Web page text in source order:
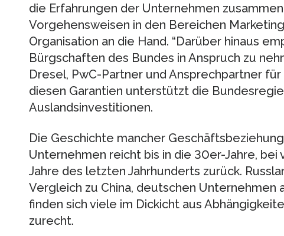
die Erfahrungen der Unternehmen
Vorgehensweisen in den Bereichen
Organisation an die Hand. “Darüber hinaus
Bürgschaften des Bundes in Anspruch zu
Dresel, PwC-Partner und Ansprechpartner
diesen Garantien unterstützt die
Auslandsinvestitionen.
Die Geschichte mancher
Unternehmen reicht bis in die 30er-Jahre, bei
Jahre des letzten Jahrhunderts zurück.
Vergleich zu China, deutschen Unternehmen
finden sich viele im Dickicht aus
zurecht.